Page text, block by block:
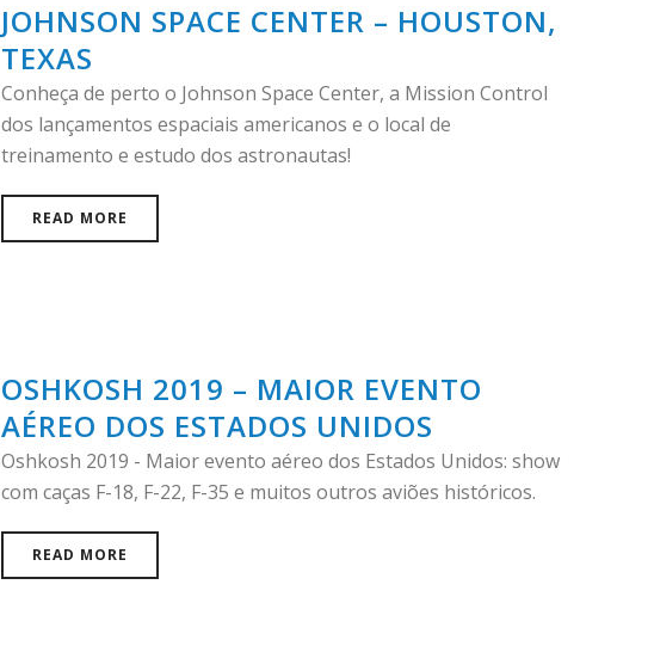
JOHNSON SPACE CENTER – HOUSTON,
TEXAS
Conheça de perto o Johnson Space Center, a Mission Control
dos lançamentos espaciais americanos e o local de
treinamento e estudo dos astronautas!
READ MORE
OSHKOSH 2019 – MAIOR EVENTO
AÉREO DOS ESTADOS UNIDOS
Oshkosh 2019 - Maior evento aéreo dos Estados Unidos: show
com caças F-18, F-22, F-35 e muitos outros aviões históricos.
READ MORE